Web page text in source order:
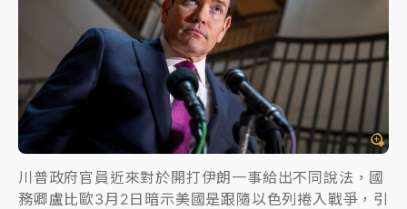
故宮《龍藏經》特展第2檔！今線上預約開賣一度塞車
周六起展出延長至晚上7時
台東農業處長涉圖利渡假村！東檢抗告成功 今重開羈
押庭
父親節泡湯了！中颱白海豚雨彈轟3天 「紅到發紫」降
雨熱區曝
川普政府官員近來對於開打伊朗一事給出不同說法，國
務卿盧比歐3月2日暗示美國是跟隨以色列捲入戰爭，引